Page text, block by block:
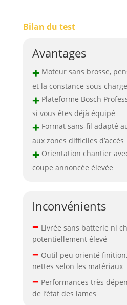
Bilan du test
Avantages
+Moteur sans brosse,
et la constance sous charge
+Plateforme Bosch
si vous êtes déjà équipé
+Format sans-fil adapté
aux zones difficiles d’accès
+Orientation chantier
coupe annoncée élevée
Inconvénients
– Livrée sans batterie ni
potentiellement élevé
– Outil peu orienté
nettes selon les matériaux
– Performances très
de l’état des lames